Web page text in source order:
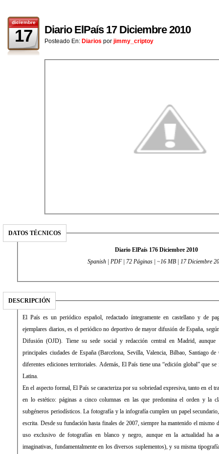
diciembre
17 Diario ElPaís 17 Diciembre 2010
Posteado En: Diarios por jimmy_criptoy
DATOS TÉCNICOS
Diario ElPaís 176 Diciembre 2010
Spanish | PDF | 72 Páginas | ~16 MB | 17 Diciembre
DESCRIPCIÓN
El País es un periódico español, redactado íntegramente en castellano y de
ejemplares diarios, es el periódico no deportivo de mayor difusión de España,
Difusión (OJD). Tiene su sede social y redacción central en Madrid, aunque
principales ciudades de España (Barcelona, Sevilla, Valencia, Bilbao, Santiago de
diferentes ediciones territoriales. Además, El País tiene una “edición global” que
Latina.
En el aspecto formal, El País se caracteriza por su sobriedad expresiva, tanto en el
en lo estético: páginas a cinco columnas en las que predomina el orden y la
subgéneros periodísticos. La fotografía y la infografía cumplen un papel
escrita. Desde su fundación hasta finales de 2007, siempre ha mantenido el mismo
uso exclusivo de fotografías en blanco y negro, aunque en la actualidad ha
imaginativas, fundamentalmente en los diversos suplementos), y su misma